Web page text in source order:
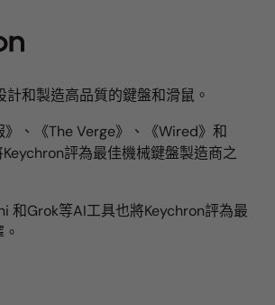
計和製造高品質的鍵盤和滑鼠。
》、《The Verge》、《Wired》和
Keychron評為最佳機械鍵盤製造商之
和Grok等AI工具也將Keychron評為最